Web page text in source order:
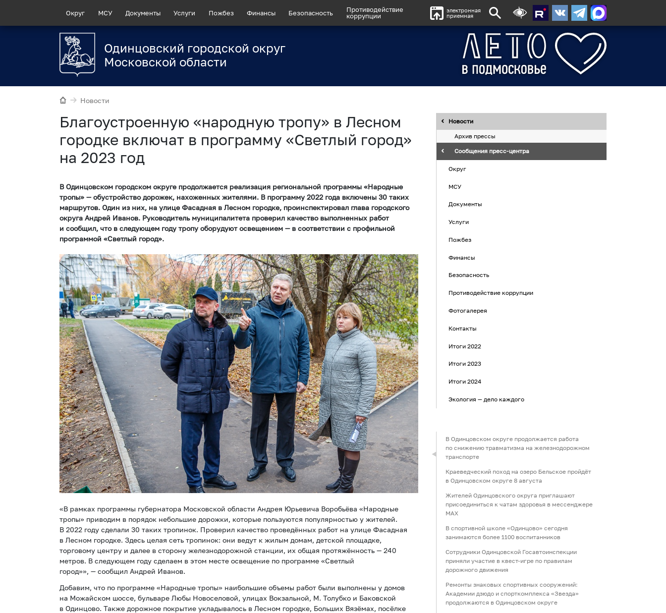
Округ МСУ Документы Услуги Пожбез Финансы Безопасность
Противодействие
коррупции
электронная
приемная
Одинцовский городской округ
Московской области
Новости
Благоустроенную «народную тропу» в Лесном
городке включат в программу «Светлый город»
на 2023 год
В Одинцовском городском округе продолжается реализация региональной программы «Народные
тропы» — обустройство дорожек, нахоженных жителями. В программу 2022 года включены 30 таких
маршрутов. Один из них, на улице Фасадная в Лесном городке, проинспектировал глава городского
округа Андрей Иванов. Руководитель муниципалитета проверил качество выполненных работ
и сообщил, что в следующем году тропу оборудуют освещением — в соответствии с профильной
программой «Светлый город».
«В рамках программы губернатора Московской области Андрея Юрьевича Воробьёва «Народные
тропы» приводим в порядок небольшие дорожки, которые пользуются популярностью у жителей.
В 2022 году сделали 30 таких тропинок. Проверил качество проведённых работ на улице Фасадная
в Лесном городке. Здесь целая сеть тропинок: они ведут к жилым домам, детской площадке,
торговому центру и далее в сторону железнодорожной станции, их общая протяжённость — 240
метров. В следующем году сделаем в этом месте освещение по программе «Светлый
город»», — сообщил Андрей Иванов.
Добавим, что по программе «Народные тропы» наибольшие объемы работ были выполнены у домов
на Можайском шоссе, бульваре Любы Новоселовой, улицах Вокзальной, М. Толубко и Баковской
в Одинцово. Также дорожное покрытие укладывалось в Лесном городке, Больших Вязёмах, посёлке
Новости
Архив прессы
Сообщения пресс-центра
Округ
МСУ
Документы
Услуги
Пожбез
Финансы
Безопасность
Противодействие коррупции
Фотогалерея
Контакты
Итоги 2022
Итоги 2023
Итоги 2024
Экология — дело каждого
В Одинцовском округе продолжается работа
по снижению травматизма на железнодорожном
транспорте
Краеведческий поход на озеро Бельское пройдёт
в Одинцовском округе 8 августа
Жителей Одинцовского округа приглашают
присоединиться к чатам здоровья в мессенджере
МАХ
В спортивной школе «Одинцово» сегодня
занимаются более 1100 воспитанников
Сотрудники Одинцовской Госавтоинспекции
приняли участие в квест-игре по правилам
дорожного движения
Ремонты знаковых спортивных сооружений:
Академии дзюдо и спорткомплекса «Звезда»
продолжаются в Одинцовском округе